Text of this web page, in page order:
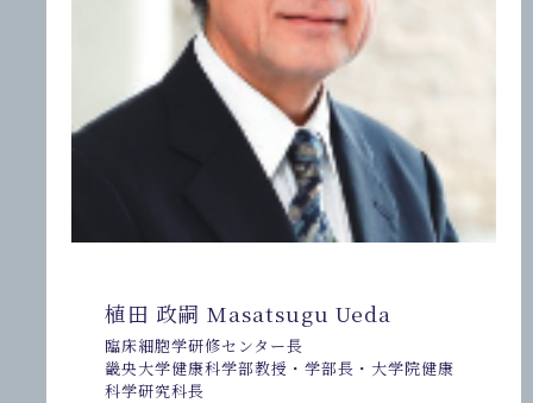
植田 政嗣 Masatsugu Ueda
臨床細胞学研修センター長
畿央大学健康科学部教授・学部長・大学院健康
科学研究科長